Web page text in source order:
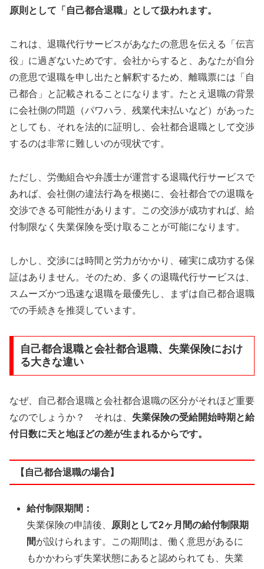
原則として「自己都合退職」として扱われます。
これは、退職代行サービスがあなたの意思を伝える「伝言
役」に過ぎないためです。会社からすると、あなたが自分
の意思で退職を申し出たと解釈するため、離職票には「自
己都合」と記載されることになります。たとえ退職の背景
に会社側の問題（パワハラ、残業代未払いなど）があった
としても、それを法的に証明し、会社都合退職として交渉
するのは非常に難しいのが現状です。
ただし、労働組合や弁護士が運営する退職代行サービスで
あれば、会社側の違法行為を根拠に、会社都合での退職を
交渉できる可能性があります。この交渉が成功すれば、給
付制限なく失業保険を受け取ることが可能になります。
しかし、交渉には時間と労力がかかり、確実に成功する保
証はありません。そのため、多くの退職代行サービスは、
スムーズかつ迅速な退職を最優先し、まずは自己都合退職
での手続きを推奨しています。
自己都合退職と会社都合退職、失業保険におけ
る大きな違い
なぜ、自己都合退職と会社都合退職の区分がそれほど重要
なのでしょうか？ それは、 失業保険の受給開始時期と給
付日数に天と地ほどの差が生まれるからです。
【自己都合退職の場合】
給付制限期間：
失業保険の申請後、
原則として2ヶ月間の給付制限期
間が設けられます。この期間は、働く意思があるに
もかかわらず失業状態にあると認められても、失業